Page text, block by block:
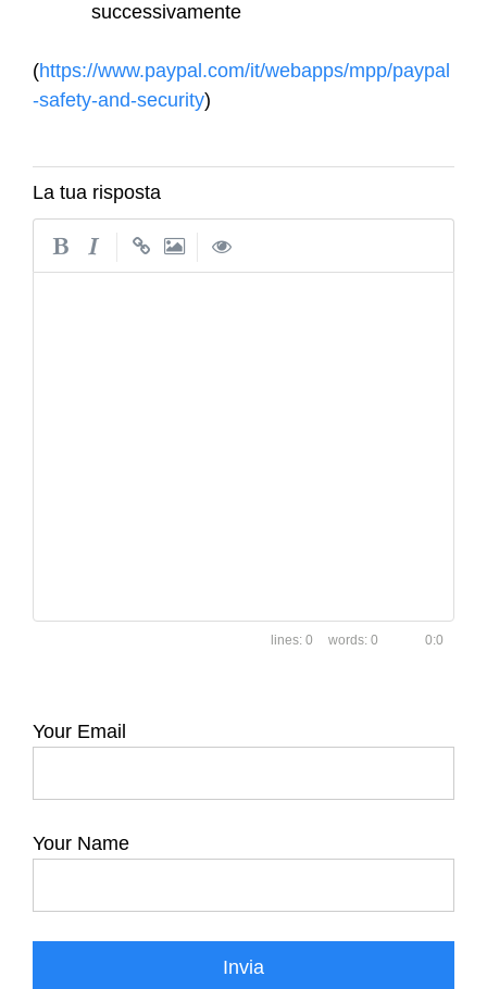
successivamente
(https://www.paypal.com/it/webapps/mpp/paypal
-safety-and-security)
La tua risposta
0 0 0:0
Your Email
Your Name